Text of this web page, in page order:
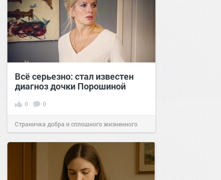
Всё серьезно: стал известен
диагноз дочки Порошиной
0 0
Страничка добра и сплошного жизненного
позитива!23:1010 ноя 2022